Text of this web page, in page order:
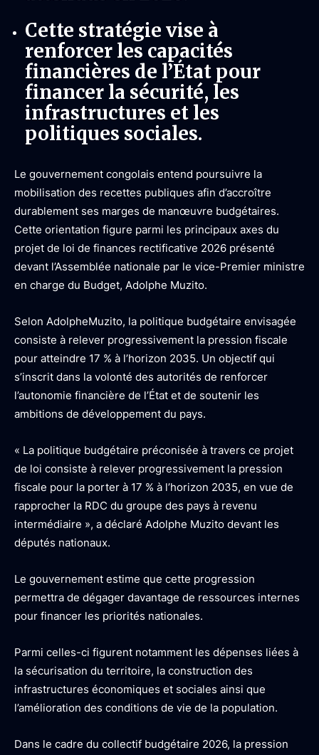
Cette stratégie vise à
renforcer les capacités
financières de l’État pour
financer la sécurité, les
infrastructures et les
politiques sociales.
Le gouvernement congolais entend poursuivre la
mobilisation des recettes publiques afin d’accroître
durablement ses marges de manœuvre budgétaires.
Cette orientation figure parmi les principaux axes du
projet de loi de finances rectificative 2026 présenté
devant l’Assemblée nationale par le vice-Premier ministre
en charge du Budget, Adolphe Muzito.
Selon AdolpheMuzito, la politique budgétaire envisagée
consiste à relever progressivement la pression fiscale
pour atteindre 17 % à l’horizon 2035. Un objectif qui
s’inscrit dans la volonté des autorités de renforcer
l’autonomie financière de l’État et de soutenir les
ambitions de développement du pays.
« La politique budgétaire préconisée à travers ce projet
de loi consiste à relever progressivement la pression
fiscale pour la porter à 17 % à l’horizon 2035, en vue de
rapprocher la RDC du groupe des pays à revenu
intermédiaire », a déclaré Adolphe Muzito devant les
députés nationaux.
Le gouvernement estime que cette progression
permettra de dégager davantage de ressources internes
pour financer les priorités nationales.
Parmi celles-ci figurent notamment les dépenses liées à
la sécurisation du territoire, la construction des
infrastructures économiques et sociales ainsi que
l’amélioration des conditions de vie de la population.
Dans le cadre du collectif budgétaire 2026, la pression